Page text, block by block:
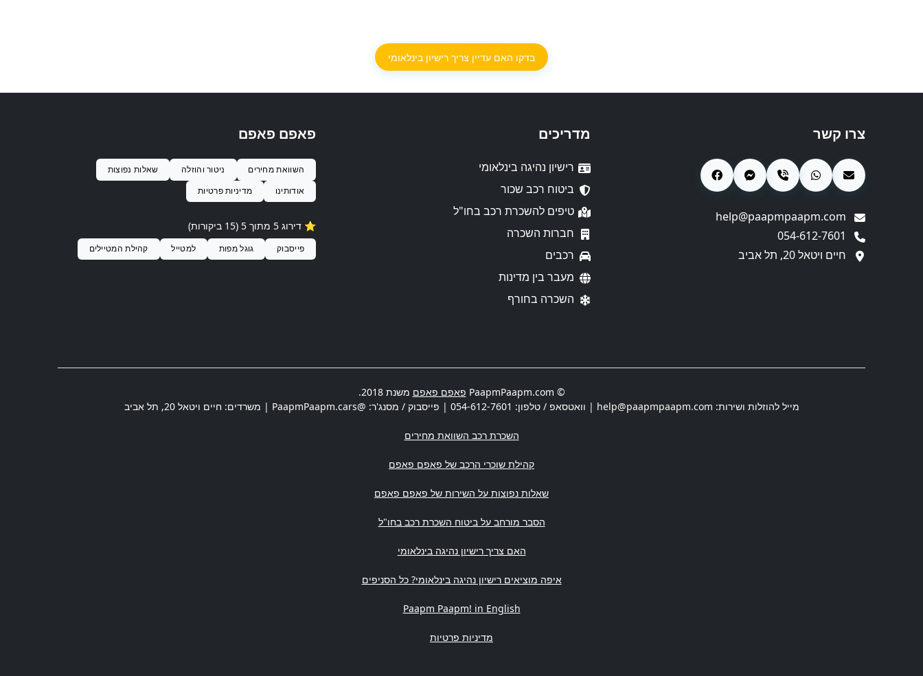
בדקו האם עדיין צריך רישיון בינלאומי
צרו קשר
חיים ויטאל 20, תל אביב
מדריכים
רישיון נהיגה בינלאומי
ביטוח רכב שכור
טיפים להשכרת רכב בחו"ל
חברות השכרה
רכבים
מעבר בין מדינות
השכרה בחורף
פאפם פאפם
השוואת מחירים ניטור והוזלה
שאלות נפוצות
אודותינו
מדיניות פרטיות
⭐️ דירוג 5 מתוך 5 ( 15 ביקורות)
פייסבוק גוגל מפות למטייל קהילת המטיילים
© PaapmPaapm.com פאפם פאפם משנת 2018.
מייל להוזלות ושירות: help@paapmpaapm.com | וואטסאפ / טלפון: 054-612-7601 | פייסבוק / מסנג'ר: @PaapmPaapm.cars | משרדים: חיים ויטאל 20 , תל אביב
השכרת רכב השוואת מחירים
קהילת שוכרי הרכב של פאפם פאפם
שאלות נפוצות על השירות של פאפם פאפם
הסבר מורחב על ביטוח השכרת רכב בחו"ל
האם צריך רישיון נהיגה בינלאומי
איפה מוציאים רישיון נהיגה בינלאומי? כל הסניפים
Paapm Paapm! in English
מדיניות פרטיות